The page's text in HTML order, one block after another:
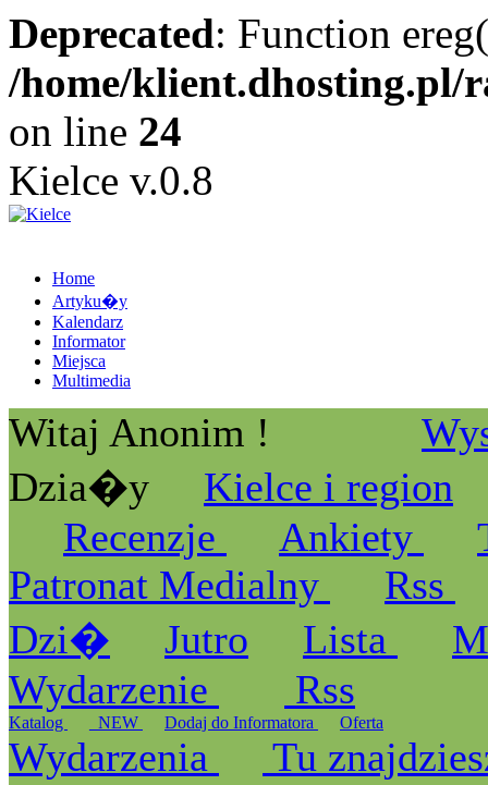
Deprecated: Function
/home/klient.dhosting.pl/
on line 24
Kielce v.0.8
Home
Artyku�y
Kalendarz
Informator
Miejsca
Multimedia
Witaj Anonim !
Dzia�y
Kielce i region
Recenzje
Ankiety
Patronat Medialny
Rss
Dzi�
Jutro Lista
Wydarzenie
Rss
Katalog _NEW Dodaj do Informatora Oferta
Wydarzenia
Tu